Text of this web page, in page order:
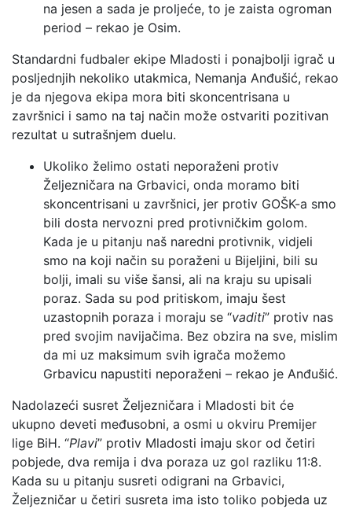
na jesen a sada je proljeće, to je zaista ogroman
period – rekao je Osim.
Standardni fudbaler ekipe Mladosti i ponajbolji igrač u
posljednjih nekoliko utakmica, Nemanja Anđušić, rekao
je da njegova ekipa mora biti skoncentrisana u
završnici i samo na taj način može ostvariti pozitivan
rezultat u sutrašnjem duelu.
Ukoliko želimo ostati neporaženi protiv
Željezničara na Grbavici, onda moramo biti
skoncentrisani u završnici, jer protiv GOŠK-a smo
bili dosta nervozni pred protivničkim golom.
Kada je u pitanju naš naredni protivnik, vidjeli
smo na koji način su poraženi u Bijeljini, bili su
bolji, imali su više šansi, ali na kraju su upisali
poraz. Sada su pod pritiskom, imaju šest
uzastopnih poraza i moraju se “vaditi” protiv nas
pred svojim navijačima. Bez obzira na sve, mislim
da mi uz maksimum svih igrača možemo
Grbavicu napustiti neporaženi – rekao je Anđušić.
Nadolazeći susret Željezničara i Mladosti bit će
ukupno deveti međusobni, a osmi u okviru Premijer
lige BiH. “Plavi” protiv Mladosti imaju skor od četiri
pobjede, dva remija i dva poraza uz gol razliku 11:8.
Kada su u pitanju susreti odigrani na Grbavici,
Željezničar u četiri susreta ima isto toliko pobjeda uz